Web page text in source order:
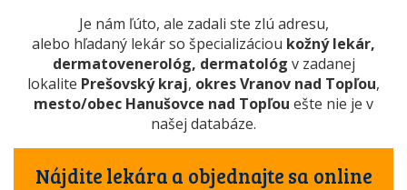
Je nám ľúto, ale zadali ste zlú adresu,
alebo hľadaný lekár so špecializáciou kožný lekár,
dermatovenerológ, dermatológ v zadanej
lokalite Prešovský kraj, okres Vranov nad Topľou,
mesto/obec Hanušovce nad Topľou ešte nie je v
našej databáze.
Nájdite lekára a objednajte sa online